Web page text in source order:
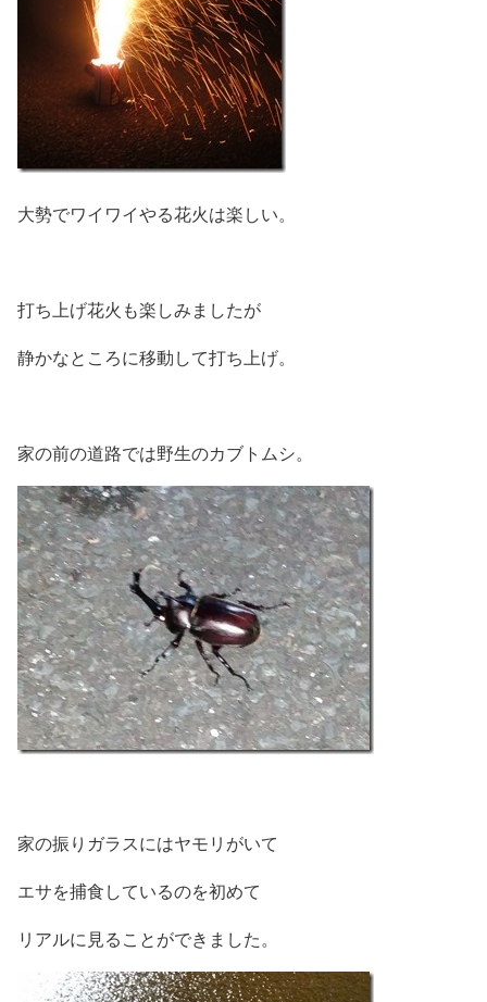
大勢でワイワイやる花火は楽しい。
打ち上げ花火も楽しみましたが
静かなところに移動して打ち上げ。
家の前の道路では野生のカブトムシ。
家の振りガラスにはヤモリがいて
エサを捕食しているのを初めて
リアルに見ることができました。